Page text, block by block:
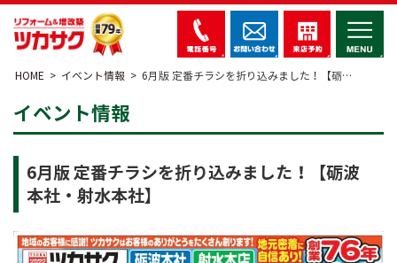
HOME イベント情報 6月版 定番チラシを折り込みました！【砺…
イベント情報
6月版 定番チラシを折り込みました！【砺波
本社・射水本社】